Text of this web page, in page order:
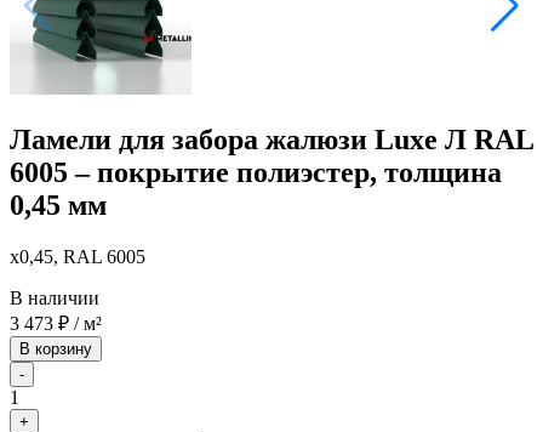
Ламели для забора жалюзи Luxe Л RAL
6005 – покрытие полиэстер, толщина
0,45 мм
x0,45, RAL 6005
В наличии
3 473 ₽ / м²
В корзину
-
1
+